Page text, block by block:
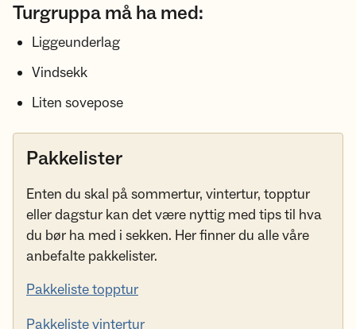
Turgruppa må ha med:
Liggeunderlag
Vindsekk
Liten sovepose
Pakkelister
Enten du skal på sommertur, vintertur, topptur
eller dagstur kan det være nyttig med tips til hva
du bør ha med i sekken. Her finner du alle våre
anbefalte pakkelister.
Pakkeliste topptur
Pakkeliste vintertur